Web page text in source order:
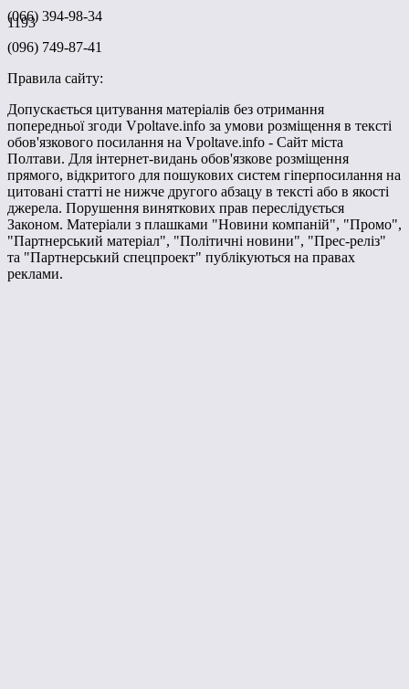
1193
(066) 394-98-34
(096) 749-87-41
Правила сайту:
Допускається цитування матеріалів без отримання
попередньої згоди Vpoltave.info за умови розміщення в тексті
обов'язкового посилання на Vpoltave.info - Сайт міста
Полтави. Для інтернет-видань обов'язкове розміщення
прямого, відкритого для пошукових систем гіперпосилання на
цитовані статті не нижче другого абзацу в тексті або в якості
джерела. Порушення виняткових прав переслідується
Законом. Матеріали з плашками "Новини компаній", "Промо",
"Партнерський матеріал", "Політичні новини", "Прес-реліз"
та "Партнерський спецпроект" публікуються на правах
реклами.